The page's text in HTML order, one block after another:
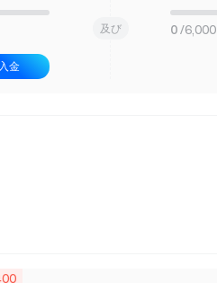
入金
及び 0/6,000